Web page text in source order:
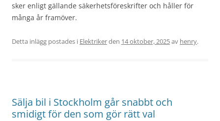
sker enligt gällande säkerhetsföreskrifter och håller för
många år framöver.
Detta inlägg postades i Elektrikerden 14 oktober, 2025av henry.
Sälja bil i Stockholm går snabbt och
smidigt för den som gör rätt val